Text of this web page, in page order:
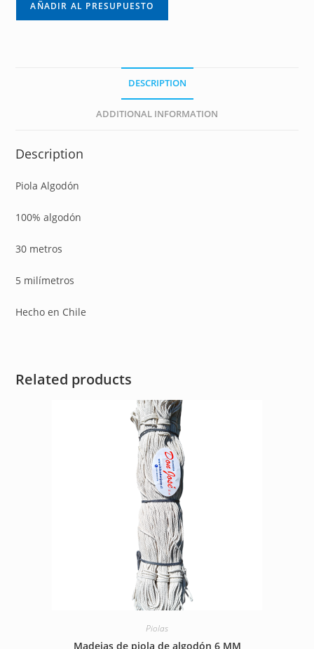
AÑADIR AL PRESUPUESTO
DESCRIPTION
ADDITIONAL INFORMATION
Description
Piola Algodón
100% algodón
30 metros
5 milímetros
Hecho en Chile
Related products
Piolas
Madejas de piola de algodón 6 MM